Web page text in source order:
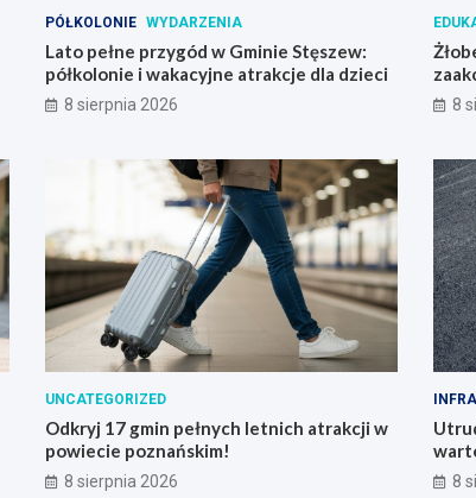
PÓŁKOLONIE WYDARZENIA
Lato pełne przygód w Gminie Stęszew:
półkolonie i wakacyjne atrakcje dla dzieci
8 sierpnia 2026 8
UNCATEGORIZED
Odkryj 17 gmin pełnych letnich atrakcji w
powiecie poznańskim!
8 sierpnia 2026 8